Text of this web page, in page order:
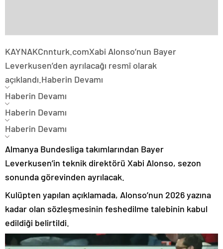
KAYNAKCnnturk.comXabi Alonso’nun Bayer
Leverkusen’den ayrılacağı resmî olarak
açıklandı. Haberin Devamı
Haberin Devamı
Haberin Devamı
Haberin Devamı
Almanya Bundesliga takımlarından Bayer
Leverkusen’in teknik direktörü Xabi Alonso, sezon
sonunda görevinden ayrılacak.
Kulüpten yapılan açıklamada, Alonso’nun 2026 yazına
kadar olan sözleşmesinin feshedilme talebinin kabul
edildiği belirtildi.